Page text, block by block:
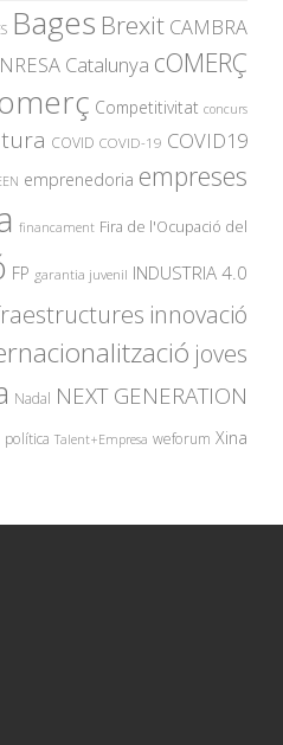
Bages Brexit CAMBRA
Catalunya cOMERÇ
Competitivitat concurs
COVID COVID-19 COVID19
emprenedoria empreses
financament Fira de l'Ocupació del
FP garantia juvenil INDUSTRIA 4.0
innovació
joves
Nadal NEXT GENERATION
política Talent+Empresa weforum Xina